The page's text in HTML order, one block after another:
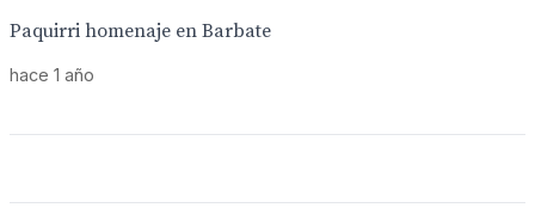
Paquirri homenaje en Barbate
hace 1 año